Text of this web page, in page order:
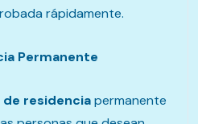
rápidamente.
Permanente
residenciapermanente